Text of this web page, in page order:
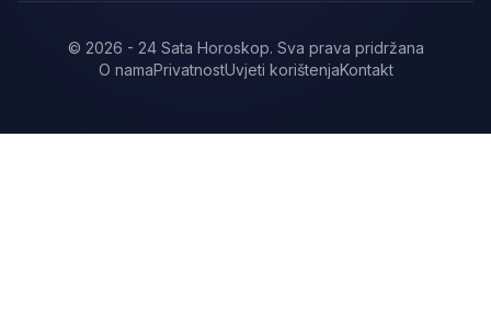
© 2026 - 24 Sata Horoskop. Sva prava pridržana
O namaPrivatnostUvjeti korištenjaKontakt